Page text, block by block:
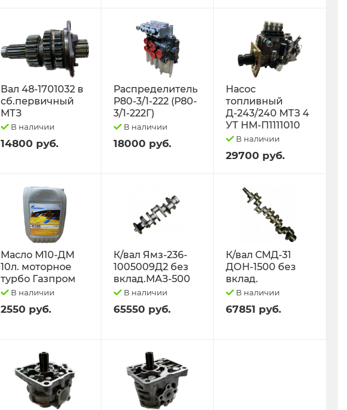
Вал 48-1701032 в
сб.первичный
МТЗ
В наличии
14800 руб.
Распределитель
Р80-3/1-222 (Р80-
3/1-222Г)
В наличии
18000 руб.
Насос
топливный
Д-243/240 МТЗ 4
УТ НМ-П1111010
В наличии
29700 руб.
Масло М10-ДМ
10л. моторное
турбо Газпром
В наличии
2550 руб.
К/вал Ямз-236-
1005009Д2 без
вклад.МАЗ-500
В наличии
65550 руб.
К/вал СМД-31
ДОН-1500 без
вклад.
В наличии
67851 руб.